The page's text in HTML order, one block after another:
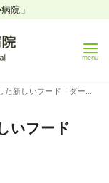
院」
ード「ダームディフェンス」
いフード